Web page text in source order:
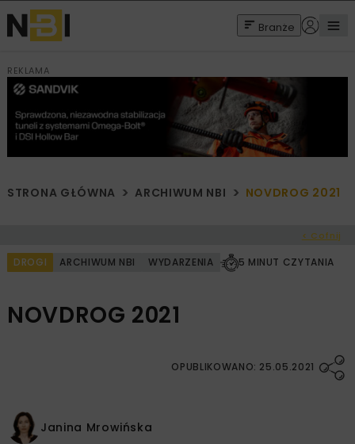
Branże
REKLAMA
STRONA GŁÓWNA ARCHIWUM NBI NOVDROG 2021
< Cofnij
DROGI ARCHIWUM NBI WYDARZENIA 5 MINUT CZYTANIA
NOVDROG 2021
OPUBLIKOWANO: 25.05.2021
Janina Mrowińska